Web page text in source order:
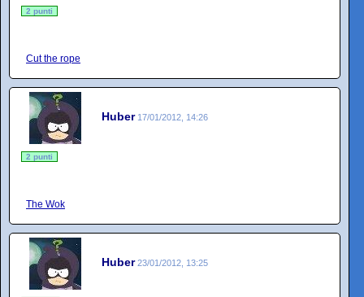
2 punti
Cut the rope
Huber 17/01/2012, 14:26
2 punti
The Wok
Huber 23/01/2012, 13:25